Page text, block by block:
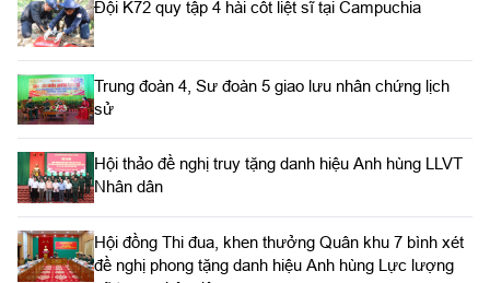
Đội K72 quy tập 4 hài cốt liệt sĩ tại Campuchia
Trung đoàn 4, Sư đoàn 5 giao lưu nhân chứng lịch
sử
Hội thảo đề nghị truy tặng danh hiệu Anh hùng LLVT
Nhân dân
Hội đồng Thi đua, khen thưởng Quân khu 7 bình xét
đề nghị phong tặng danh hiệu Anh hùng Lực lượng